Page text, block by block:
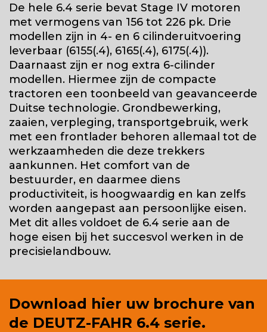
De hele 6.4 serie bevat Stage IV motoren
met vermogens van 156 tot 226 pk. Drie
modellen zijn in 4- en 6 cilinderuitvoering
leverbaar (6155(.4), 6165(.4), 6175(.4)).
Daarnaast zijn er nog extra 6-cilinder
modellen. Hiermee zijn de compacte
tractoren een toonbeeld van geavanceerde
Duitse technologie. Grondbewerking,
zaaien, verpleging, transportgebruik, werk
met een frontlader behoren allemaal tot de
werkzaamheden die deze trekkers
aankunnen. Het comfort van de
bestuurder, en daarmee diens
productiviteit, is hoogwaardig en kan zelfs
worden aangepast aan persoonlijke eisen.
Met dit alles voldoet de 6.4 serie aan de
hoge eisen bij het succesvol werken in de
precisielandbouw.
Download hier uw brochure van
de DEUTZ-FAHR 6.4 serie.